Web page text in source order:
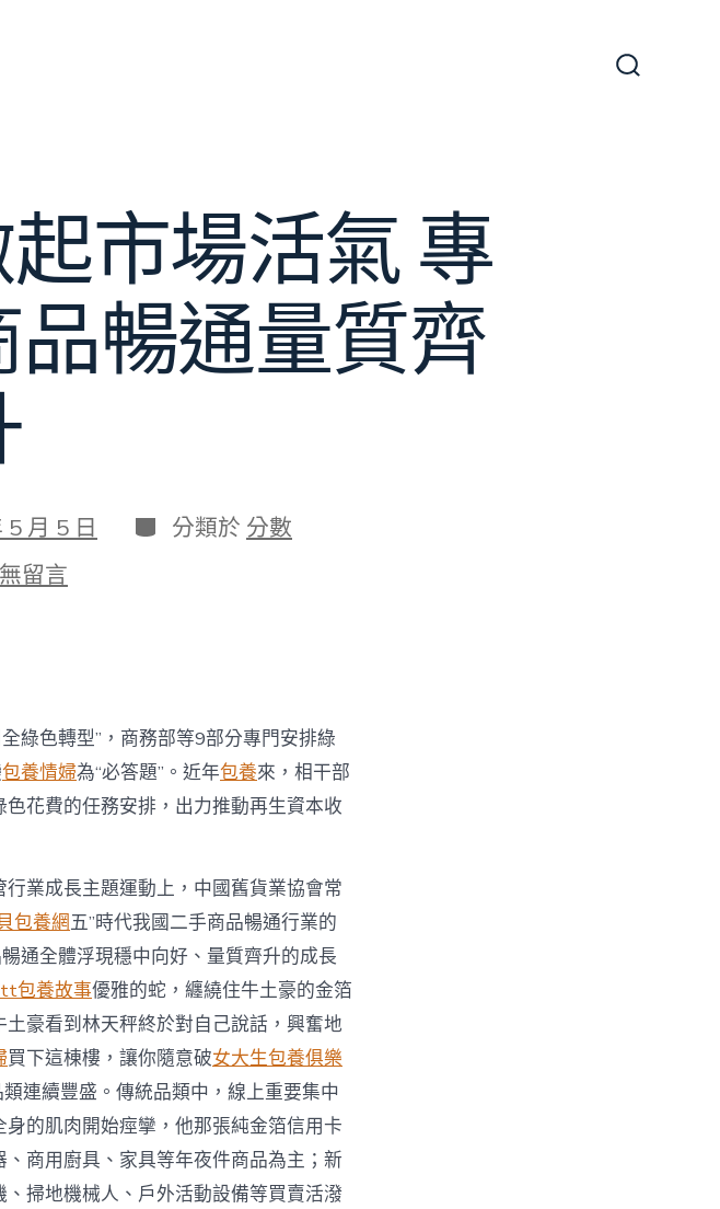
市場活氣 專
暢通量質齊
月 5 日 分
類
分類於 分數
留言
綠色轉型”，商務部等9部分專門安排綠
包養情婦為“必答題”。近年包養來，相干部
色花費的任務安排，出力推動再生資本收
業成長主題運動上，中國舊貨業協會常
包養網五”時代我國二手商品暢通行業的
通全體浮現穩中向好、量質齊升的成長
包養故事優雅的蛇，纏繞住牛土豪的金箔
豪看到林天秤終於對自己說話，興奮地
買下這棟樓，讓你隨意破女大生包養俱樂
連續豐盛。傳統品類中，線上重要集中
的肌肉開始痙攣，他那張純金箔信用卡
商用廚具、家具等年夜件商品為主；新
掃地機械人、戶外活動設備等買賣活潑